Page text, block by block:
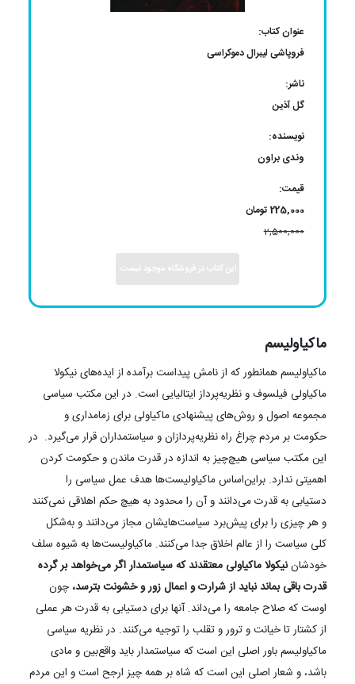
عنوان کتاب:
فروپاشی لیبرال دموکراسی
ناشر:
گل آذین
نویسنده:
وندی براون
قیمت:
225,000 تومان
2,500,000
این کتاب در فروشگاه موجود نیست.
ماکیاولیسم
ماکیاولیسم همانطور که از نامش پیداست برآمده از ایده‌های نیکولا
ماکیاولی فیلسوف و نظریه‌پرداز ایتالیایی است. در این مکتب سیاسی
مجموعه اصول و روش‌های پیشنهادی ماکیاولی برای زمامداری و
حکومت بر مردم چراغ راه نظریه‌پردازان و سیاستمداران قرار می‌گیرد. در
این مکتب سیاسی هیچ‌چیز به اندازه در قدرت ماندن و حکومت کردن
اهمیتی ندارد. براین‌اساس ماکیاولیست‌‌ها هدف عمل سیاسی را
دستیابی به قدرت می‌دانند و آن را محدود به هیچ حکم اهلاقی نمی‌کنند
و هر چیزی را برای پیش‌برد سیاست‌هایشان مجاز می‌دانند و به‌شکل
کلی سیاست را از عالم اخلاق جدا می‌کنند. ماکیاولیست‌ها به شیوه سلف
خودشاننیکولا ماکیاولی معتقدند که سیاستمدار اگر می‌خواهد بر گرده
قدرت باقی بماند نباید از شرارت و اعمال زور و خشونت بترسد،چون
اوست که صلاح جامعه را می‌داند. آنها برای دستیابی به قدرت هر عملی
از کشتار تا خیانت و ترور و تقلب را توجیه می‌کنند. در نظریه سیاسی
ماکیاولیسم باور اصلی این است که سیاستمدار باید واقع‌بین و مادی
باشد، و شعار اصلی این است که شاه بر همه چیز ارجح است و این مردم